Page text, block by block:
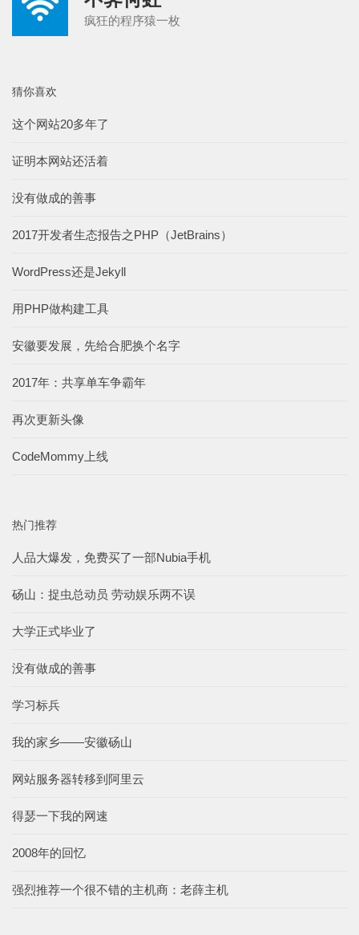
疯狂的程序猿一枚
猜你喜欢
这个网站20多年了
证明本网站还活着
没有做成的善事
2017开发者生态报告之PHP（JetBrains）
WordPress还是Jekyll
用PHP做构建工具
安徽要发展，先给合肥换个名字
2017年：共享单车争霸年
再次更新头像
CodeMommy上线
热门推荐
人品大爆发，免费买了一部Nubia手机
砀山：捉虫总动员 劳动娱乐两不误
大学正式毕业了
没有做成的善事
学习标兵
我的家乡——安徽砀山
网站服务器转移到阿里云
得瑟一下我的网速
2008年的回忆
强烈推荐一个很不错的主机商：老薛主机